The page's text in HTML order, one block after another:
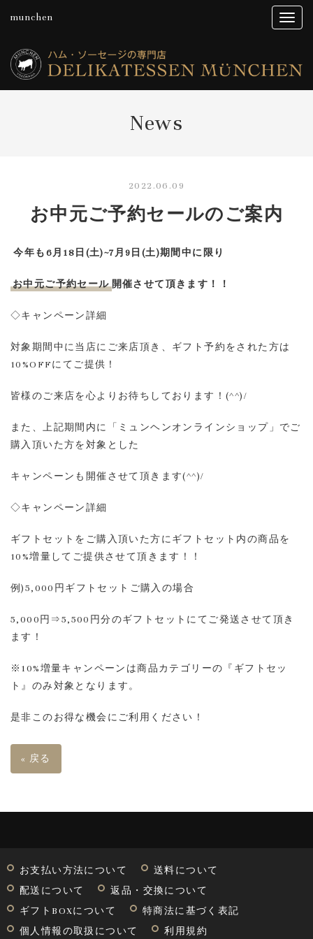
munchen
News
2022.06.09
お中元ご予約セールのご案内
今年も6月18日(土)~7月9日(土)期間中に限り
お中元ご予約セール開催させて頂きます！！
◇キャンペーン詳細
対象期間中に当店にご来店頂き、ギフト予約をされた方は
10%OFFにてご提供！
皆様のご来店を心よりお待ちしております！(^^)/
また、上記期間内に「ミュンヘンオンラインショップ」でご
購入頂いた方を対象とした
キャンペーンも開催させて頂きます(^^)/
◇キャンペーン詳細
ギフトセットをご購入頂いた方にギフトセット内の商品を
10%増量してご提供させて頂きます！！
例)5,000円ギフトセットご購入の場合
5,000円⇒5,500円分のギフトセットにてご発送させて頂き
ます！
※10%増量キャンペーンは商品カテゴリーの『ギフトセッ
ト』のみ対象となります。
是非このお得な機会にご利用ください！
« 戻る
お支払い方法について
送料について
配送について
返品・交換について
ギフトBOXについて
特商法に基づく表記
個人情報の取扱について
利用規約